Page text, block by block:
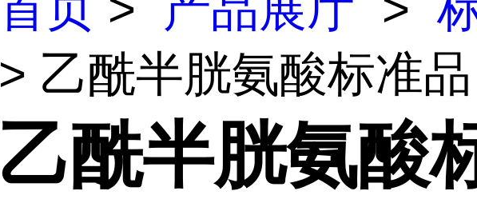
> 乙酰半胱氨酸标准品
乙酰半胱氨酸